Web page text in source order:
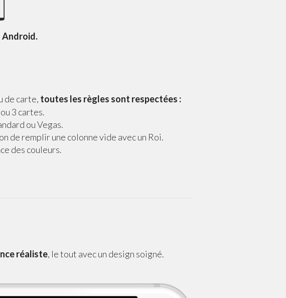
Android.
de carte, toutes les règles sont respectées :
3 cartes.
ou Vegas.
de remplir une colonne vide avec un Roi.
des couleurs.
réaliste, le tout avec un design soigné.